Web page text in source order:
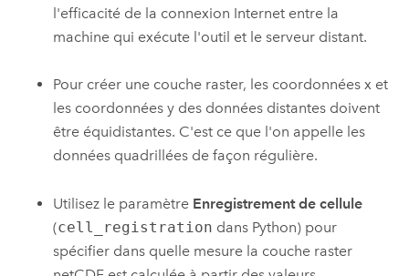
l'efficacité de la connexion Internet entre la
machine qui exécute l'outil et le serveur distant.
Pour créer une couche raster, les coordonnées x et
les coordonnées y des données distantes doivent
être équidistantes. C'est ce que l'on appelle les
données quadrillées de façon régulière.
Utilisez le paramètre Enregistrement de cellule
(cell_registration dans Python) pour
spécifier dans quelle mesure la couche raster